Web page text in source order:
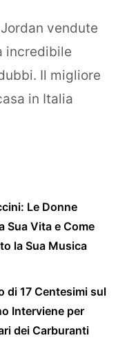
vendute
incredibile
Il migliore
in Italia
Le Donne
Sua Vita e Come
la Sua Musica
di 17 Centesimi sul
Interviene per
dei Carburanti